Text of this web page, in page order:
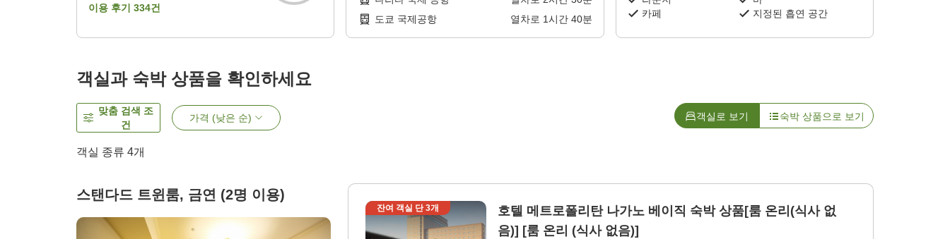
이용 후기 334건
도쿄 국제공항
열차로 1시간 40분
카페
지정된 흡연 공간
객실과 숙박 상품을 확인하세요
맞춤 검색 조
건
가격 (낮은 순) 객실로 보기 숙박 상품으로 보기
객실 종류 4개
스탠다드 트윈룸, 금연 (2명 이용)
잔여 객실 단3개
호텔 메트로폴리탄 나가노 베이직 숙박 상품[룸 온리(식사 없
음)] [룸 온리 (식사 없음)]